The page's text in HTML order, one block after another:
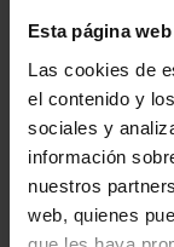
Esta página
Las cookies de
el contenido y
sociales y
información
nuestros
web, quienes
Geschatzte
Sichere